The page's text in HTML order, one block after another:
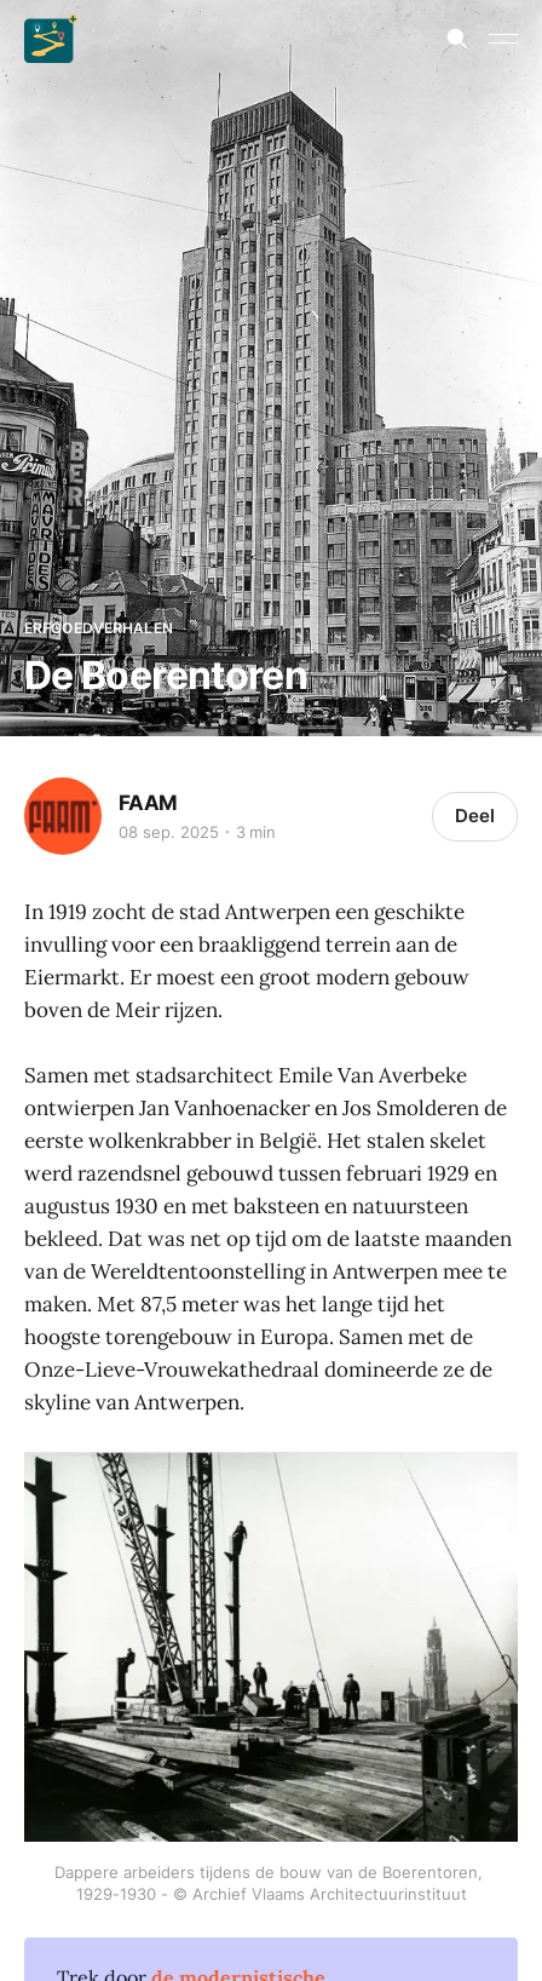
ERFGOEDVERHALEN
De Boerentoren
FAAM
08 sep. 2025 3 min
Deel
In 1919 zocht de stad Antwerpen een geschikte
invulling voor een braakliggend terrein aan de
Eiermarkt. Er moest een groot modern gebouw
boven de Meir rijzen.
Samen met stadsarchitect Emile Van Averbeke
ontwierpen Jan Vanhoenacker en Jos Smolderen de
eerste wolkenkrabber in België. Het stalen skelet
werd razendsnel gebouwd tussen februari 1929 en
augustus 1930 en met baksteen en natuursteen
bekleed. Dat was net op tijd om de laatste maanden
van de Wereldtentoonstelling in Antwerpen mee te
maken. Met 87,5 meter was het lange tijd het
hoogste torengebouw in Europa. Samen met de
Onze-Lieve-Vrouwekathedraal domineerde ze de
skyline van Antwerpen.
Dappere arbeiders tijdens de bouw van de Boerentoren,
1929-1930 - © Archief Vlaams Architectuurinstituut